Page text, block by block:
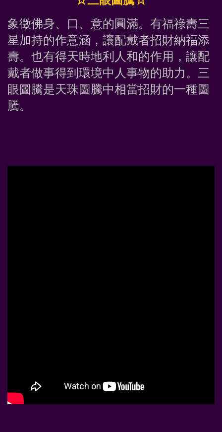
象徵佛身、口、意的圓滿。有福祿壽三
星加持的作意涵，讓配戴者招財納福添
壽。也有得天時地利人和的作用，讓配
戴者做事得到環境中人事物的助力。三
眼圖騰是天珠圖騰中相當招財的一種圖
騰。